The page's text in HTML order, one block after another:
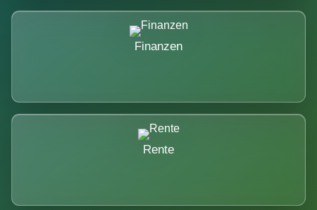
Finanzen
Rente